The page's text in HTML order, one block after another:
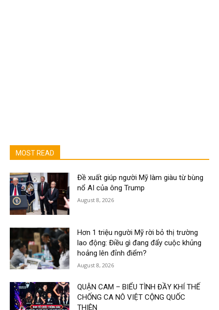
MOST READ
Đề xuất giúp người Mỹ làm giàu từ bùng
nổ AI của ông Trump
August 8, 2026
Hơn 1 triệu người Mỹ rời bỏ thị trường
lao động: Điều gì đang đẩy cuộc khủng
hoảng lên đỉnh điểm?
August 8, 2026
QUẬN CAM – BIỂU TÌNH ĐẦY KHÍ THẾ
CHỐNG CA NÔ VIỆT CỘNG QUỐC
THIÊN